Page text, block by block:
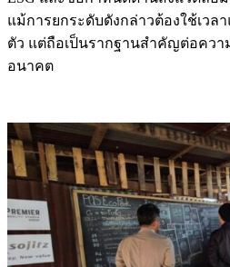
แม้การยกระดับดังกล่าวต้องใช้เวล
ตัว แต่ถือเป็นรากฐานสำคัญต่อคว
อนาคต